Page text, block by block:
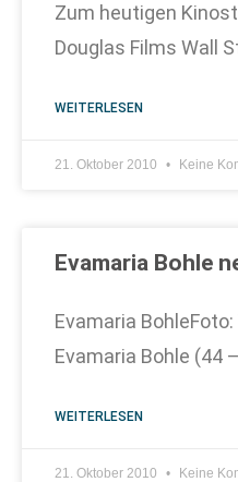
Zum heutigen
Douglas Films Wall
WEITERLESEN
21. Oktober 2010 Keine
Evamaria Bohle
Evamaria
Evamaria Bohle (44
WEITERLESEN
21. Oktober 2010 Keine